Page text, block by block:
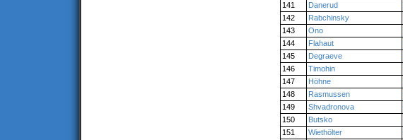
141
Danerud
142
Rabchinsky
143
Ono
144
Flahaut
145
Degraeve
146
Timohin
147
Höhne
148
Rasmussen
149
Shvadronova
150
Butsko
151
Wiethölter